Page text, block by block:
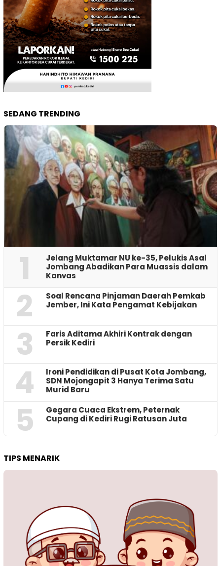
SEDANG TRENDING
1
Jelang Muktamar NU ke-35, Pelukis Asal
Jombang Abadikan Para Muassis dalam
Kanvas
2
‎Soal Rencana Pinjaman Daerah Pemkab
Jember, Ini Kata Pengamat Kebijakan ‎
3
Faris Aditama Akhiri Kontrak dengan
Persik Kediri
4
Ironi Pendidikan di Pusat Kota Jombang,
SDN Mojongapit 3 Hanya Terima Satu
Murid Baru
5
‎Gegara Cuaca Ekstrem, Peternak
Cupang di Kediri Rugi Ratusan Juta
TIPS MENARIK